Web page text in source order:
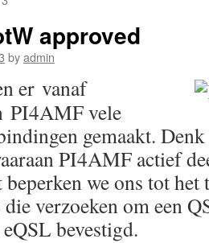
approved
byadmin
er vanaf
PI4AMF vele
gemaakt.
PI4AMF actief
we ons tot het
die verzoeken om een
bevestigd.